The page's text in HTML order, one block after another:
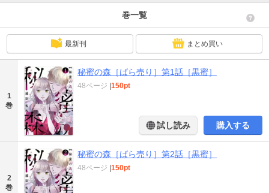
巻一覧
最新刊 まとめ買い
1
巻
秘蜜の森［ばら売り］第1話［黒蜜］
48ページ 150pt
試し読み 購入する
2
巻
秘蜜の森［ばら売り］第2話［黒蜜］
48ページ 150pt